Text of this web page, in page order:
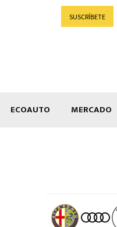
SUSCRÍBETE
ECOAUTO MERCADO